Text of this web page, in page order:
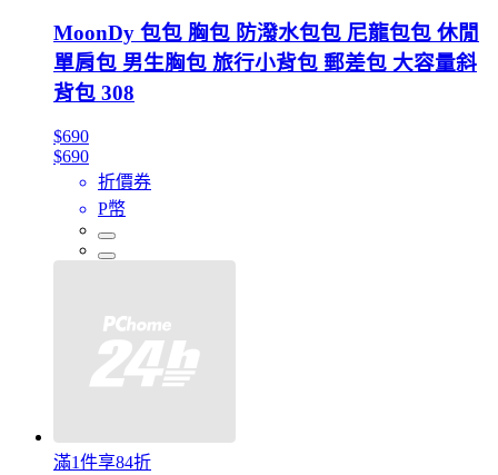
MoonDy 包包 胸包 防潑水包包 尼龍包包 休閒
單肩包 男生胸包 旅行小背包 郵差包 大容量斜
背包 308
$690
$690
折價券
P幣
滿1件享84折